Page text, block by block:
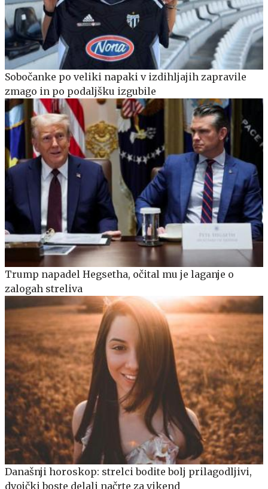
Sobočanke po veliki napaki v izdihljajih zapravile
zmago in po podaljšku izgubile
Trump napadel Hegsetha, očital mu je laganje o
zalogah streliva
Današnji horoskop: strelci bodite bolj prilagodljivi,
dvojčki boste delali načrte za vikend